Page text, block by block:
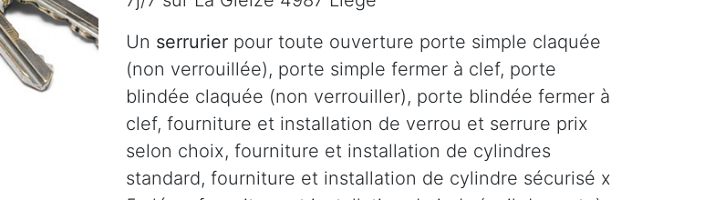
Un serrurier pour toute ouverture porte simple claquée
(non verrouillée), porte simple fermer à clef, porte
blindée claquée (non verrouiller), porte blindée fermer à
clef, fourniture et installation de verrou et serrure prix
selon choix, fourniture et installation de cylindres
standard, fourniture et installation de cylindre sécurisé x